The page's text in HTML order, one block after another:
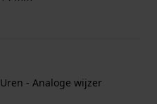
Uren - Analoge wijzer